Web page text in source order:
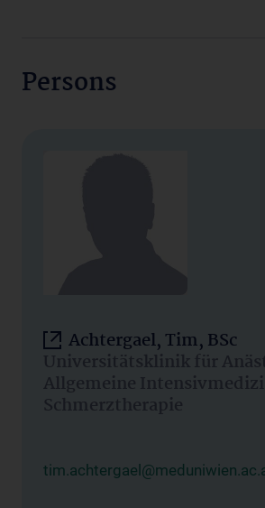
Persons
Achtergael, Tim, BSc
Universitätsklinik für
Allgemeine
Schmerztherapie